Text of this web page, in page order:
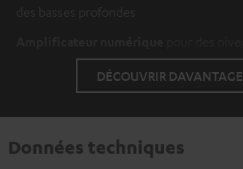
des basses profondes
DÉCOUVRIR DAVANTAGE
Données techniques